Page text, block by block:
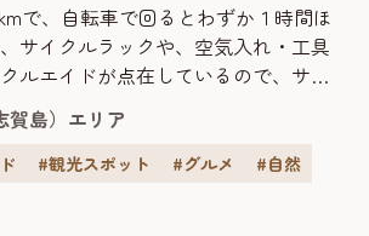
で、自転車で回るとわずか１時間ほ
サイクルラックや、空気入れ・工具
ルエイドが点在しているので、サイ
ろん初心者も安心して楽しむことが
イクリングロードを走っていると、
、海、緑が織りなす絶好のロケー
を全身に浴びながら、街中にはない
とができ...
賀島）エリア
#観光スポット #グルメ
#自然